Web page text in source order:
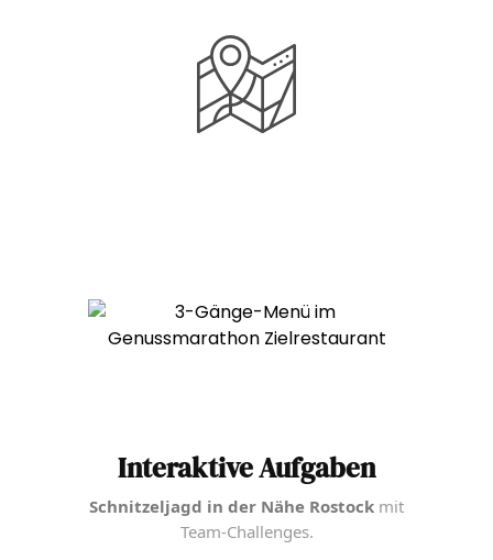
Interaktive Aufgaben
Schnitzeljagd in der Nähe Rostock mit
Team-Challenges.